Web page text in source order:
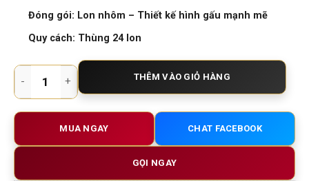
Đóng gói: Lon nhôm – Thiết kế hình gấu mạnh mẽ
Quy cách: Thùng 24 lon
Bia Đức Bear Beer Dark Wheat 5.4% – Bia Gấu Lúa Mì Đen
THÊM VÀO GIỎ HÀNG
MUA NGAY CHAT FACEBOOK
GỌI NGAY